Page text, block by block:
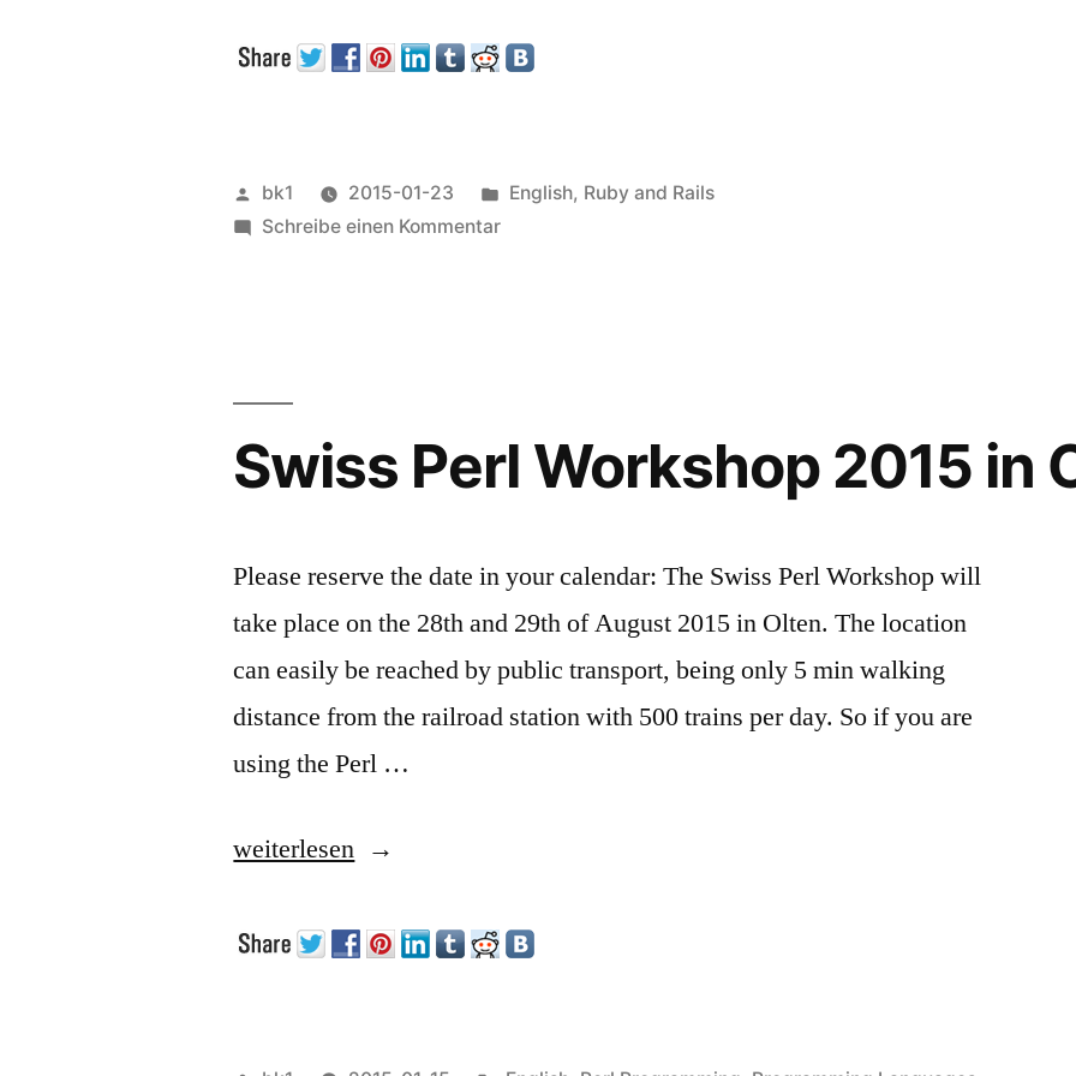
Ruby“
Veröffentlicht
von
bk1 2015-01-23
Veröffentlicht
English, Ruby and Rails
Schreibe einen Kommentarzu
Swiss Perl Workshop 2015 in
Please reserve the date in your calendar: The Swiss Perl Workshop will
take place on the 28th and 29th of August 2015 in Olten. The location
can easily be reached by public transport, being only 5 min walking
distance from the railroad station with 500 trains per day. So if you are
using the Perl …
„Swiss
Workshop
weiterlesen